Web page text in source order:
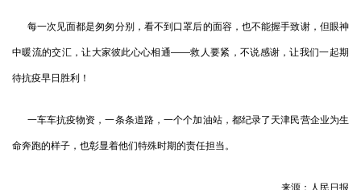
每一次见面都是匆匆分别，看不到口罩后的面容，也不能握手致谢，但眼神
中暖流的交汇，让大家彼此心心相通——救人要紧，不说感谢，让我们一起期
待抗疫早日胜利！
一车车抗疫物资，一条条道路，一个个加油站，都纪录了天津民营企业为生
命奔跑的样子，也彰显着他们特殊时期的责任担当。
来源：人民日报